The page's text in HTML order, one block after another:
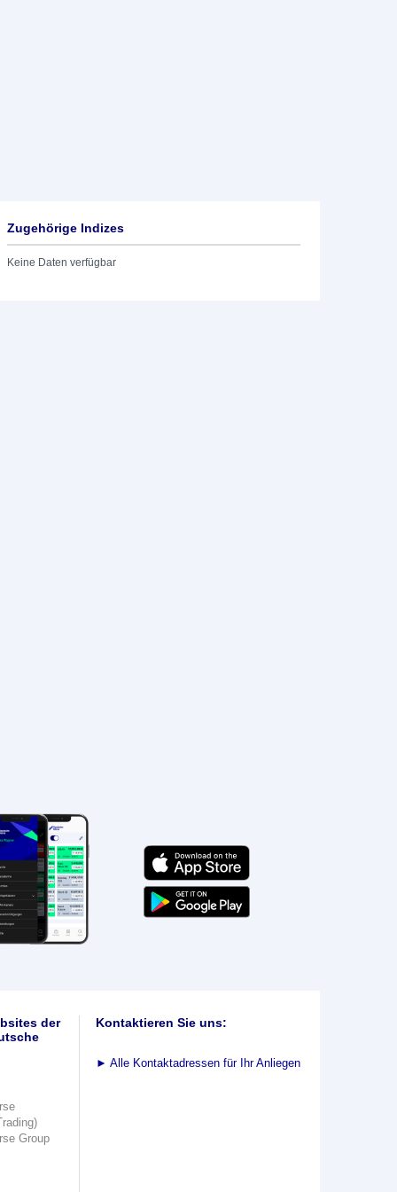
Zugehörige Indizes
Keine Daten verfügbar
der
Group
Kontaktieren Sie uns:
► Alle Kontaktadressen für Ihr Anliegen